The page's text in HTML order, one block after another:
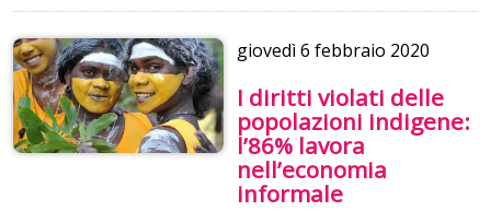
giovedì6 febbraio 2020
I diritti violati delle
popolazioni indigene:
l’86% lavora
nell’economia
informale